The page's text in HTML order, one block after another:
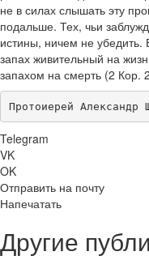
не в силах слышать эту
подальше. Тех, чьи
истины, ничем не убедить.
запах живительный на
запахом на смерть (2 Кор.
Протоиерей Александр
Telegram
VK
OK
Отправить на почту
Напечатать
Другие